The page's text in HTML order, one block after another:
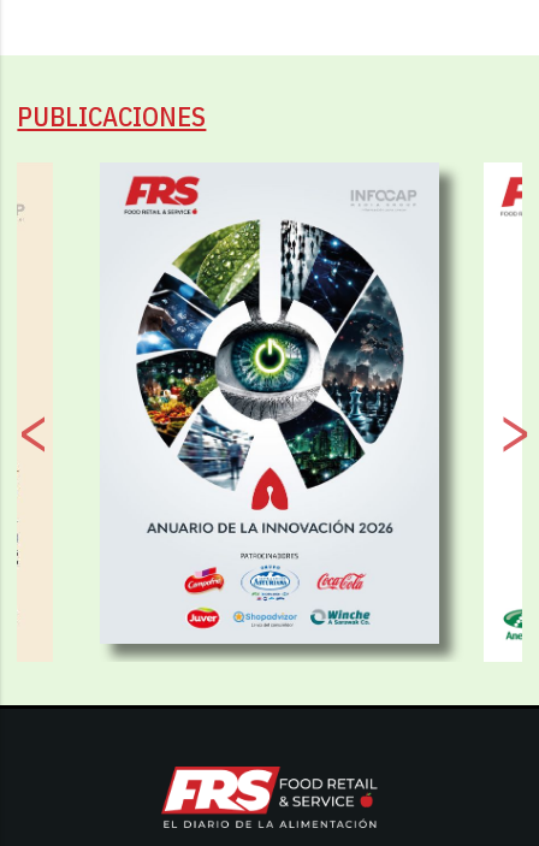
PUBLICACIONES